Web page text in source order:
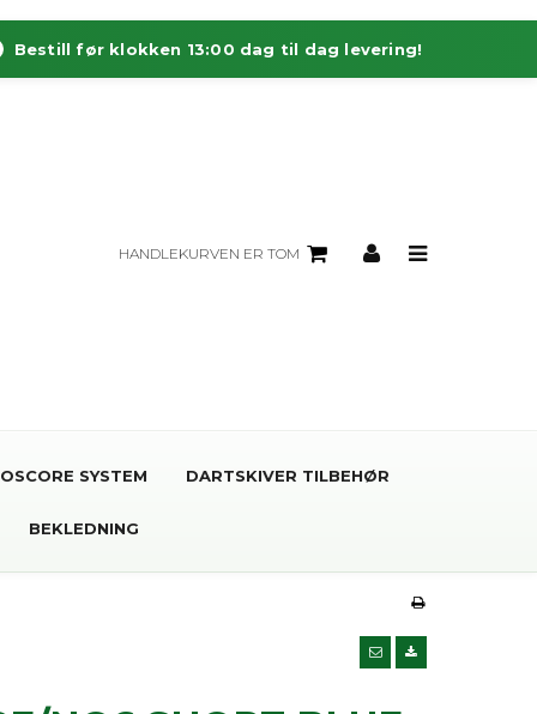
Bestill før klokken 13:00 dag til dag levering!
HANDLEKURVEN ER TOM
SYSTEM DARTSKIVER TILBEHØR
BEKLEDNING